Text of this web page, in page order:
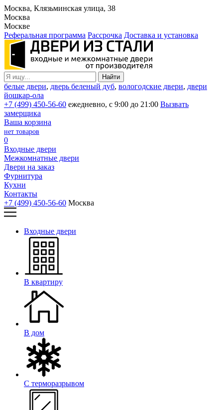
Москва, Клязьминская улица, 38
Москва
Москве
Реферальная программа Рассрочка Доставка и установка
белые двери, дверь беленый дуб, вологодские двери, двери
йошкар-ола
+7 (499) 450-56-60 ежедневно, с 9:00 до 21:00 Вызвать
замерщика
Ваша корзина
нет товаров
0
Входные двери
Межкомнатные двери
Двери на заказ
Фурнитура
Кухни
Контакты
+7 (499) 450-56-60 Москва
Входные двери
В квартиру
В дом
С терморазрывом